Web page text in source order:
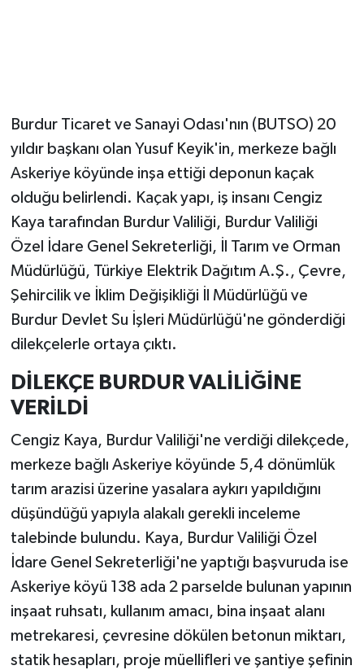
Burdur Ticaret ve Sanayi Odası'nın (BUTSO) 20
yıldır başkanı olan Yusuf Keyik'in, merkeze bağlı
Askeriye köyünde inşa ettiği deponun kaçak
olduğu belirlendi. Kaçak yapı, iş insanı Cengiz
Kaya tarafından Burdur Valiliği, Burdur Valiliği
Özel İdare Genel Sekreterliği, İl Tarım ve Orman
Müdürlüğü, Türkiye Elektrik Dağıtım A.Ş., Çevre,
Şehircilik ve İklim Değişikliği İl Müdürlüğü ve
Burdur Devlet Su İşleri Müdürlüğü'ne gönderdiği
dilekçelerle ortaya çıktı.
DİLEKÇE BURDUR VALİLİĞİNE
VERİLDİ
Cengiz Kaya, Burdur Valiliği'ne verdiği dilekçede,
merkeze bağlı Askeriye köyünde 5,4 dönümlük
tarım arazisi üzerine yasalara aykırı yapıldığını
düşündüğü yapıyla alakalı gerekli inceleme
talebinde bulundu. Kaya, Burdur Valiliği Özel
İdare Genel Sekreterliği'ne yaptığı başvuruda ise
Askeriye köyü 138 ada 2 parselde bulunan yapının
inşaat ruhsatı, kullanım amacı, bina inşaat alanı
metrekaresi, çevresine dökülen betonun miktarı,
statik hesapları, proje müellifleri ve şantiye şefinin